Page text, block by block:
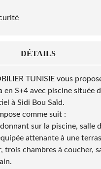
DÉTAILS
TUNISIE vous
en S+4 avec piscine située
à Sidi Bou Saïd.
comme suit :
sur la piscine, salle
attenante à une
trois chambres à coucher,